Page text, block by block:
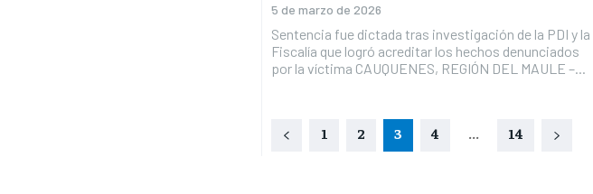
5 de marzo de 2026
Sentencia fue dictada tras investigación de la PDI y la
Fiscalía que logró acreditar los hechos denunciados
por la víctima CAUQUENES, REGIÓN DEL MAULE –...
1 2 3 4 14